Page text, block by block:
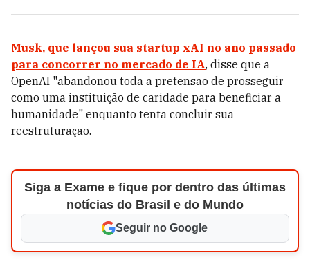
Musk, que lançou sua startup xAI no ano passado
para concorrer no mercado de IA, disse que a
OpenAI "abandonou toda a pretensão de prosseguir
como uma instituição de caridade para beneficiar a
humanidade" enquanto tenta concluir sua
reestruturação.
Siga a Exame e fique por dentro das últimas
notícias do Brasil e do Mundo
Seguir no Google